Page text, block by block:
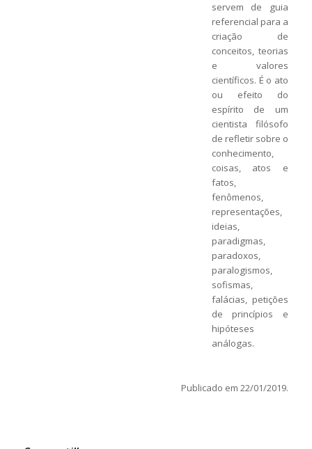
servem de guia
referencial para a
criação de
conceitos, teorias
e valores
científicos. É o ato
ou efeito do
espírito de um
cientista filósofo
de refletir sobre o
conhecimento,
coisas, atos e
fatos,
fenômenos,
representações,
ideias,
paradigmas,
paradoxos,
paralogismos,
sofismas,
falácias, petições
de princípios e
hipóteses
análogas.
Publicado em 22/01/2019.